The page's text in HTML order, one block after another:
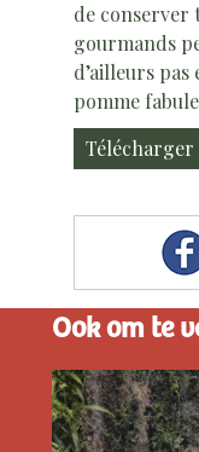
de conserver
gourmands
d’ailleurs
pomme
Ook om te